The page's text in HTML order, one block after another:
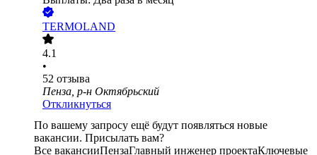
TERMOLAND
4.1
•
52 отзыва
Пенза, р-н Октябрьский
Откликнуться
По вашему запросу ещё будут появляться новые
вакансии. Присылать вам?
Все вакансииПензаГлавный инженер проектаКлючевые